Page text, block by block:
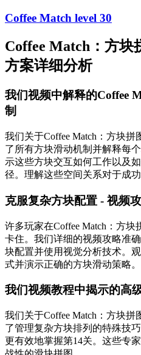
30
Coffee Match：方块
方案详细分析
我们视频中解释的Coffee
制
我们关于Coffee Match：方块
了所有方块滑动机制并解释每
示这些方块交互如何工作以及
径。理解这些空间关系对于成
克服复杂方块配置 - 视频
许多玩家在Coffee Match：方
卡住。我们详细的视频攻略准
块配置并使用视觉分析技术。
式并演示正确的方块滑动策略。
我们视频教程中揭示的高
我们关于Coffee Match：方块
了管理复杂方块排列的特殊技
更有效地掌握第14关。这些专